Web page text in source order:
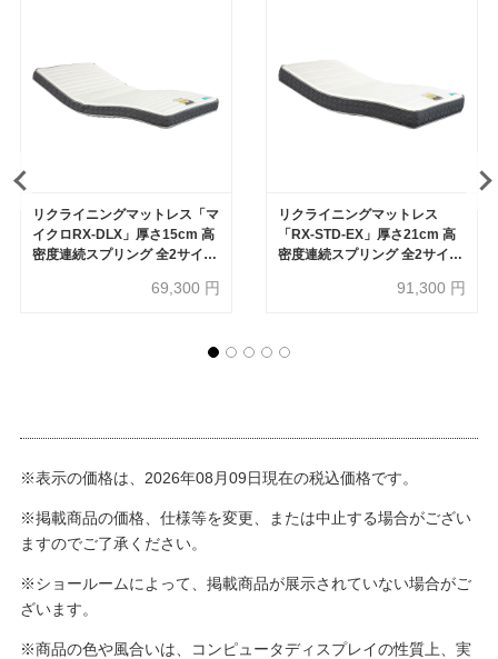
リクライニングマットレス「マ
イクロRX-DLX」厚さ15cm 高
密度連続スプリング 全2サイズ
69,300 円
リクライニングマットレス
「RX-STD-EX」厚さ21cm 高
密度連続スプリング 全2サイズ
91,300 円
※表示の価格は、2026年08月09日現在の税込価格です。
※掲載商品の価格、仕様等を変更、または中止する場合がござい
ますのでご了承ください。
※ショールームによって、掲載商品が展示されていない場合がご
ざいます。
※商品の色や風合いは、コンピュータディスプレイの性質上、実